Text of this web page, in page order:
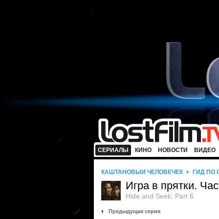
СЕРИАЛЫ КИНО НОВОСТИ ВИДЕО
КАШТАНОВЫЙ ЧЕЛОВЕЧЕК ГИД ПО
Игра в прятки.
Hide and Seek: Part 6
Предыдущая серия